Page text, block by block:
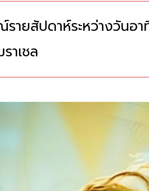
ายสัปดาห์ระหว่างวันอ
าเชล